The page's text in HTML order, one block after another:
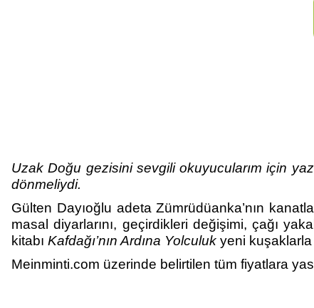
Uzak Doğu gezisini sevgili okuyucularım için
dönmeliydi.
Gülten Dayıoğlu adeta Zümrüdüanka’nın
masal diyarlarını, geçirdikleri değişimi, çağı
kitabı Kafdağı’nın Ardına Yolculuk yeni
Meinminti.com üzerinde belirtilen tüm fiyatlara